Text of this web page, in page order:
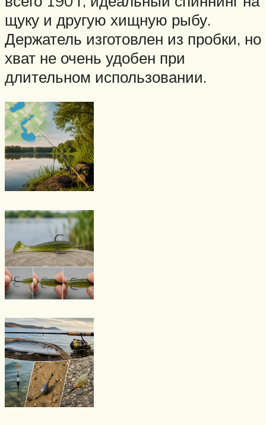
щуку и другую хищную рыбу.
Держатель изготовлен из пробки, но
хват не очень удобен при
длительном использовании.